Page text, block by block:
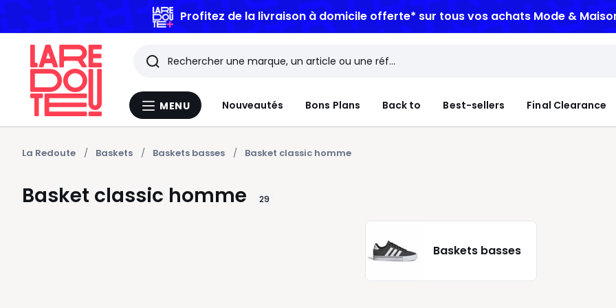
BONS PLANS | Jusqu'à -50% dès 2 articles*
Menu
MENU Nouveautés Bons Plans Back to Best-sellers Final Clearance
Rechercher
Les
derniers
articles
consultés
La Redoute Baskets Baskets basses Basket classic homme
Basket classic homme 29
Baskets basses